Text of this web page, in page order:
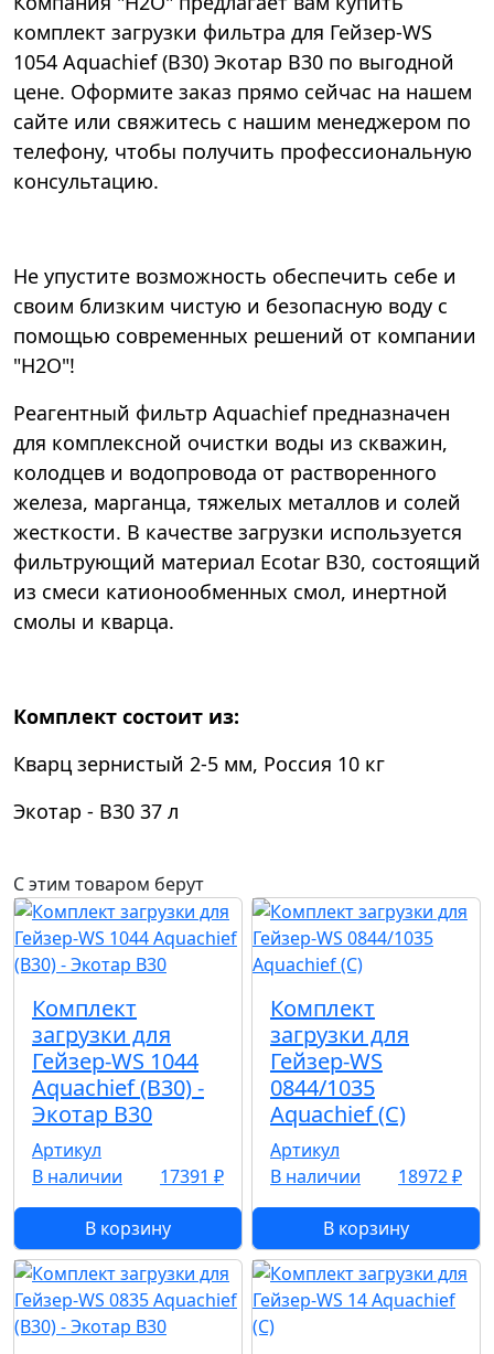
комплект загрузки фильтра для Гейзер-WS
1054 Aquachief (B30) Экотар В30 по выгодной
цене. Оформите заказ прямо сейчас на нашем
сайте или свяжитесь с нашим менеджером по
телефону, чтобы получить профессиональную
консультацию.
Не упустите возможность обеспечить себе и
своим близким чистую и безопасную воду с
помощью современных решений от компании
"Н2О"!
Реагентный фильтр Aquachief предназначен
для комплексной очистки воды из скважин,
колодцев и водопровода от растворенного
железа, марганца, тяжелых металлов и солей
жесткости. В качестве загрузки используется
фильтрующий материал Ecotar B30, состоящий
из смеси катионообменных смол, инертной
смолы и кварца.
Комплект состоит из:
Кварц зернистый 2-5 мм, Россия 10 кг
Экотар - В30 37 л
С этим товаром берут
Комплект
загрузки для
Гейзер-WS 1044
Aquachief (B30) -
Экотар В30
Артикул
В наличии
17391 ₽
В корзину
Комплект
загрузки для
Гейзер-WS
0844/1035
Aquachief (C)
Артикул
В наличии
18972 ₽
В корзину